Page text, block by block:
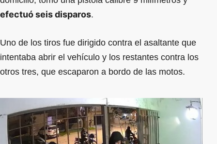
efectuó seis disparos.
Uno de los tiros fue dirigido contra el asaltante que
intentaba abrir el vehículo y los restantes contra los
otros tres, que escaparon a bordo de las motos.